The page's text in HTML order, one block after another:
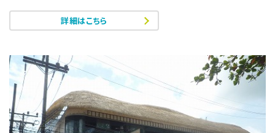
詳細はこちら